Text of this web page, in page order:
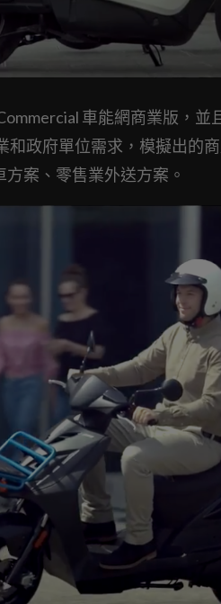
車能網商業版，並
政府單位需求，模擬出的
案、零售業外送方案。